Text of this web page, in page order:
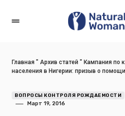
Главная " Архив статей " Кампания по
населения в Нигерии: призыв о помощи
ВОПРОСЫ КОНТРОЛЯ РОЖДАЕМОСТИ
Март 19, 2016